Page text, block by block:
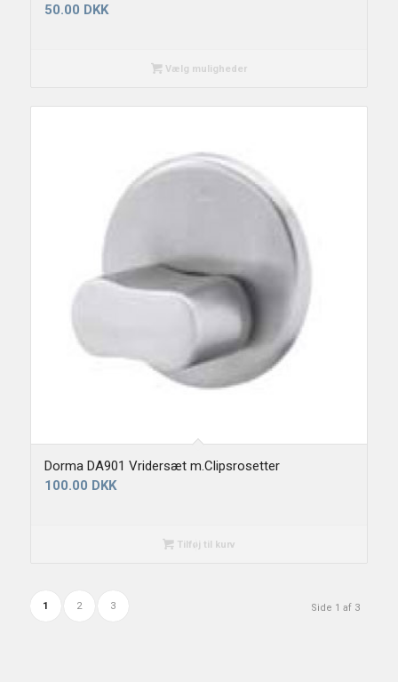
50.00 DKK
Vælg muligheder
Dorma DA901 Vridersæt m.Clipsrosetter
100.00 DKK
Tilføj til kurv
Side 1 af 3
1 2 3